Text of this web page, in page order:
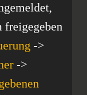
freigegeben
->
->